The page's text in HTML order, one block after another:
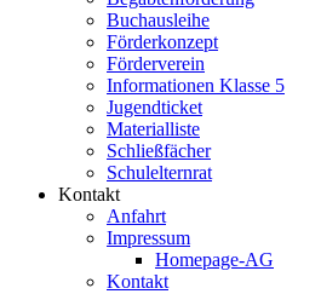
Buchausleihe
Förderkonzept
Förderverein
Informationen Klasse 5
Jugendticket
Materialliste
Schließfächer
Schulelternrat
Kontakt
Anfahrt
Impressum
Homepage-AG
Kontakt